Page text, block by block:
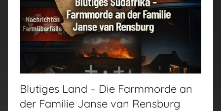
Blutiges Land – Die Farmmorde an
der Familie Janse van Rensburg